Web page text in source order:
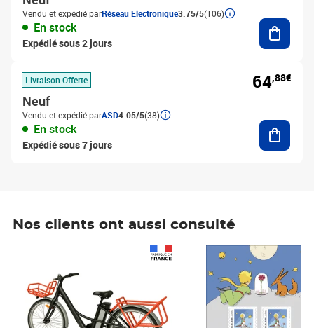
Vendu et expédié parRéseau Electronique3.75/5(106)
En stock
Expédié sous 2 jours
Livraison Offerte
Neuf
Vendu et expédié parASD4.05/5(38)
En stock
Expédié sous 7 jours
64,88€
Nos clients ont aussi consulté
Prix 7,50€